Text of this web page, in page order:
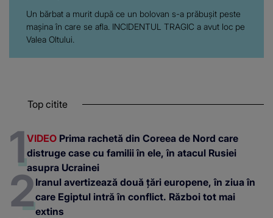
Un bărbat a murit după ce un bolovan s-a prăbușit peste
mașina în care se afla. INCIDENTUL TRAGIC a avut loc pe
Valea Oltului.
Top citite
VIDEO Prima rachetă din Coreea de Nord care
distruge case cu familii în ele, în atacul Rusiei
asupra Ucrainei
Iranul avertizează două țări europene, în ziua în
care Egiptul intră în conflict. Război tot mai
extins